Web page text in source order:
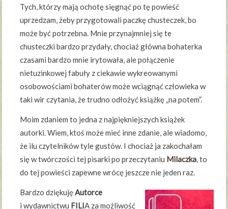
Tych, którzy mają ochotę sięgnąć po tę powieść
uprzedzam, żeby przygotowali paczkę chusteczek, bo
może być potrzebna. Mnie przynajmniej się te
chusteczki bardzo przydały, chociaż główna bohaterka
czasami bardzo mnie irytowała, ale połączenie
nietuzinkowej fabuły z ciekawie wykreowanymi
osobowościami bohaterów może wciągnąć człowieka w
taki wir czytania, że trudno odłożyć książkę „na potem”.
Moim zdaniem to jedna z najpiękniejszych książek
autorki. Wiem, ktoś może mieć inne zdanie, ale wiadomo,
że ilu czytelników tyle gustów. I chociaż ja zakochałam
się w twórczości tej pisarki po przeczytaniu Milaczka , to
do tej powieści zapewne wrócę jeszcze nie jeden raz.
Bardzo dziękuję Autorce
i wydawnictwu FILIA za możliwość